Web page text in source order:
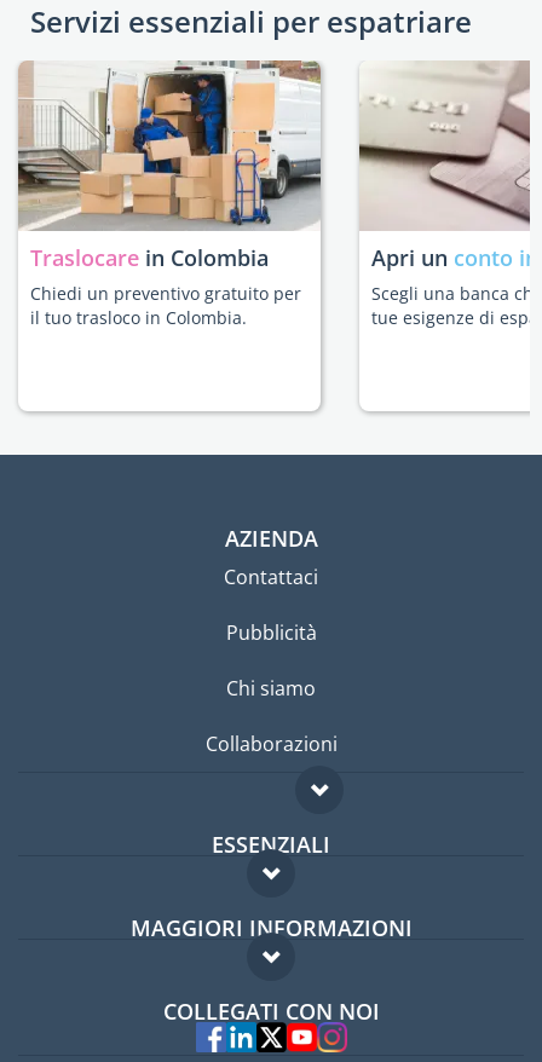
Servizi essenziali per espatriare
Traslocare in Colombia
Chiedi un preventivo gratuito per
il tuo trasloco in Colombia.
Apri un conto
Scegli una banca
tue esigenze di
AZIENDA
Contattaci
Pubblicità
Chi siamo
Collaborazioni
ESSENZIALI
Forum per expat
Guida per expat
MAGGIORI INFORMAZIONI
Domande frequenti
Esperti
COLLEGATI CON NOI